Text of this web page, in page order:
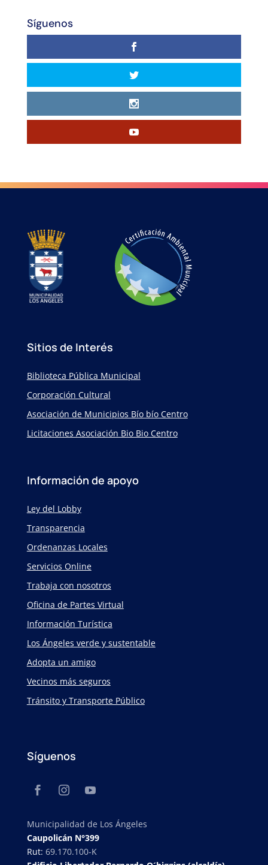
Síguenos
Sitios de Interés
Biblioteca Pública Municipal
Corporación Cultural
Asociación de Municipios Bío bío Centro
Licitaciones Asociación Bio Bio Centro
Información de apoyo
Ley del Lobby
Transparencia
Ordenanzas Locales
Servicios Online
Trabaja con nosotros
Oficina de Partes Virtual
Información Turística
Los Ángeles verde y sustentable
Adopta un amigo
Vecinos más seguros
Tránsito y Transporte Público
Síguenos
Municipalidad de Los Ángeles
Caupolicán N°399
Rut: 69.170.100-K